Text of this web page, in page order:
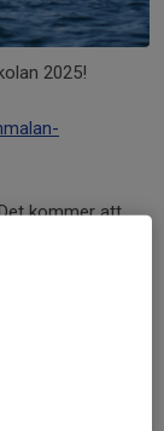
2025!
kommer att
eller ifall man
sina seglings
Hoppas vi ses